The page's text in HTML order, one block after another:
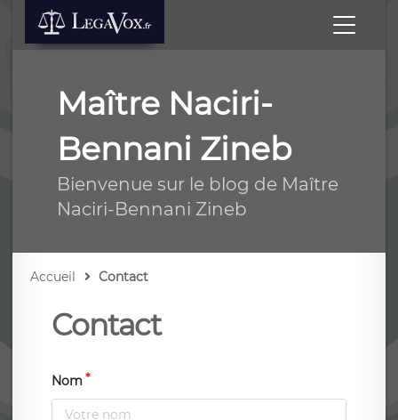
Maître Naciri-
Bennani Zineb
Bienvenue sur le blog de Maître
Naciri-Bennani Zineb
Accueil Contact
Contact
Nom